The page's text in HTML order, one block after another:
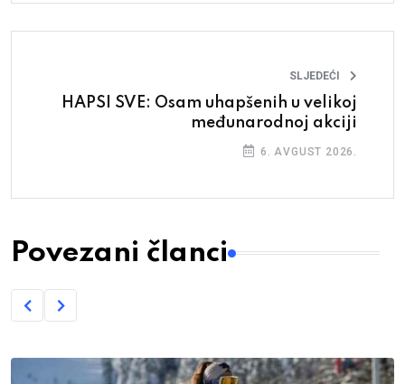
SLJEDEĆI
HAPSI SVE: Osam uhapšenih u velikoj
međunarodnoj akciji
6. AVGUST 2026.
Povezani članci